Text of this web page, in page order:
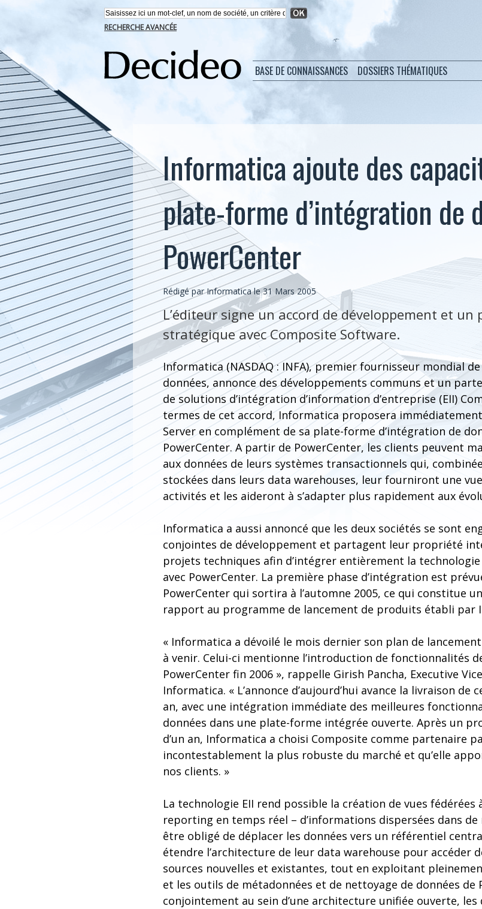
RECHERCHE AVANCÉE
BASE DE CONNAISSANCES DOSSIERS THÉMATIQUES
Informatica ajoute des
plate-forme d’intégration de
PowerCenter
Rédigé par Informatica le 31 Mars 2005
L’éditeur signe un accord de développement et un
stratégique avec Composite Software.
Informatica (NASDAQ : INFA), premier fournisseur mondial
données, annonce des développements communs et un
de solutions d’intégration d’information d’entreprise (EII)
termes de cet accord, Informatica proposera
Server en complément de sa plate-forme d’intégration de
PowerCenter. A partir de PowerCenter, les clients peuvent
aux données de leurs systèmes transactionnels qui,
stockées dans leurs data warehouses, leur fourniront une
activités et les aideront à s’adapter plus rapidement aux
Informatica a aussi annoncé que les deux sociétés se sont
conjointes de développement et partagent leur propriété
projets techniques afin d’intégrer entièrement la
avec PowerCenter. La première phase d’intégration est
PowerCenter qui sortira à l’automne 2005, ce qui constitue
rapport au programme de lancement de produits établi par
« Informatica a dévoilé le mois dernier son plan de
à venir. Celui-ci mentionne l’introduction de fonctionnalités
PowerCenter fin 2006 », rappelle Girish Pancha, Executive
Informatica. « L’annonce d’aujourd’hui avance la livraison
an, avec une intégration immédiate des meilleures
données dans une plate-forme intégrée ouverte. Après un
d’un an, Informatica a choisi Composite comme partenaire
incontestablement la plus robuste du marché et qu’elle
nos clients. »
La technologie EII rend possible la création de vues fédérées
reporting en temps réel – d’informations dispersées dans
être obligé de déplacer les données vers un référentiel
étendre l’architecture de leur data warehouse pour accéder
sources nouvelles et existantes, tout en exploitant
et les outils de métadonnées et de nettoyage de données de
conjointement au sein d’une architecture unifiée ouverte,